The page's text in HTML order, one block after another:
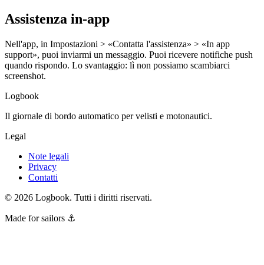
Assistenza in-app
Nell'app, in Impostazioni > «Contatta l'assistenza» > «In app
support», puoi inviarmi un messaggio. Puoi ricevere notifiche push
quando rispondo. Lo svantaggio: lì non possiamo scambiarci
screenshot.
Logbook
Il giornale di bordo automatico per velisti e motonautici.
Legal
Note legali
Privacy
Contatti
© 2026 Logbook. Tutti i diritti riservati.
Made for sailors ⚓